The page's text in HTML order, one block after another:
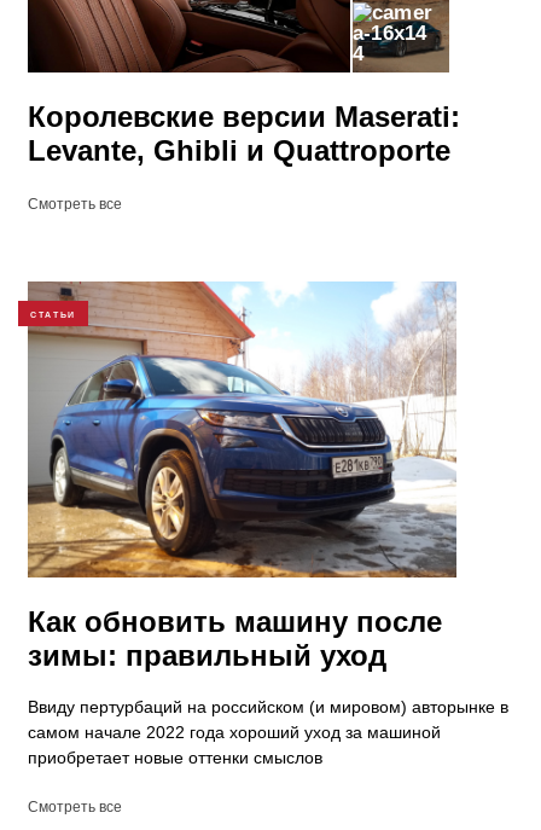
4
Королевские версии Maserati:
Levante, Ghibli и Quattroporte
Смотреть все
СТАТЬИ
Как обновить машину после
зимы: правильный уход
Ввиду пертурбаций на российском (и мировом) авторынке в
самом начале 2022 года хороший уход за машиной
приобретает новые оттенки смыслов
Смотреть все